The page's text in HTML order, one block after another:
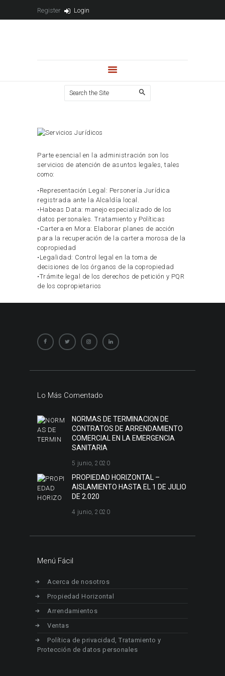
Register Login
ADMINISTRACIÓN PH
VENTA
PUBLICACIONES
Parte esencial en la administración son los
servicios de atención de asuntos legales, tales
como:
•Representación Legal: Personería Jurídica
registrada ante la Alcaldía local.
•Habeas Data: manejo especializado de los
datos personales. Tratamiento y Políticas
•Cartera en Mora: Elaborar planes de acción
para la recuperación de la cartera morosa de la
copropiedad
•Legalidad: Control legal en la toma de
decisiones de los órganos de la copropiedad
•Trámite legal de los derechos de petición y PQR
de los copropietarios
Lo Más Comentado
NORMAS DE TERMINACION DE
CONTRATOS DE ARRENDAMIENTO
COMERCIAL EN LA EMERGENCIA
SANITARIA
5 junio, 2020
PROPIEDAD HORIZONTAL –
AISLAMIENTO HASTA EL 1 DE JULIO
DE 2.020
4 junio, 2020
Menú Fácil
Acerca de nosotros
Propiedad Horizontal
Arrendamientos
Ventas
Política de privacidad, Tratamiento y
Protección de datos personales